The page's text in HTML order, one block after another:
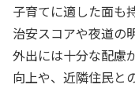
子育てに適した面も
治安スコアや夜道の
外出には十分な配慮
向上や、近隣住民と